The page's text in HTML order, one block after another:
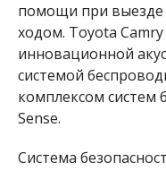
помощи при выезде
ходом. Toyota
инновационной
системой
комплексом систем
Sense.
Система